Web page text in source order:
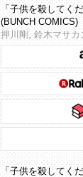
「子供を殺してく
(BUNCH COMICS)
押川剛, 鈴木マサカ
「子供を殺してく